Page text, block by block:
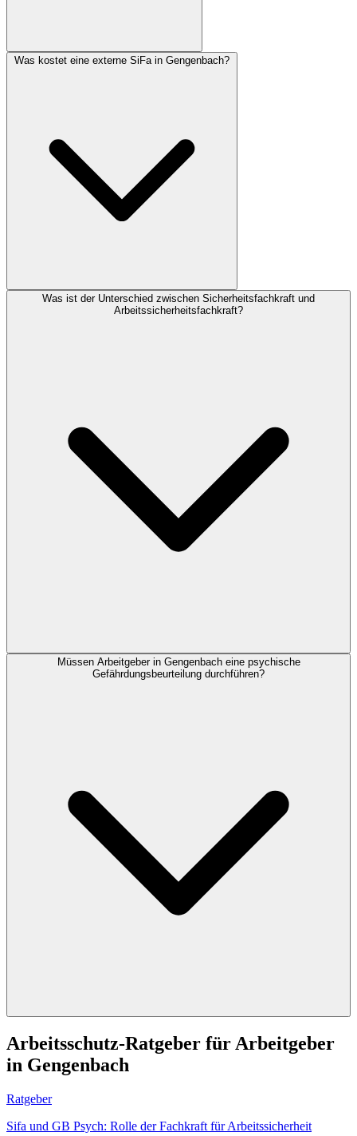
Was ist der Unterschied zwischen Sicherheitsfachkraft und
Müssen Arbeitgeber in Gengenbach eine psychische
Arbeitsschutz-Ratgeber für Arbeitgeber
in Gengenbach
Ratgeber
Sifa und GB Psych: Rolle der Fachkraft für Arbeitssicherheit